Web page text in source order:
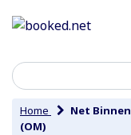
Home Net Binnen
(OM)